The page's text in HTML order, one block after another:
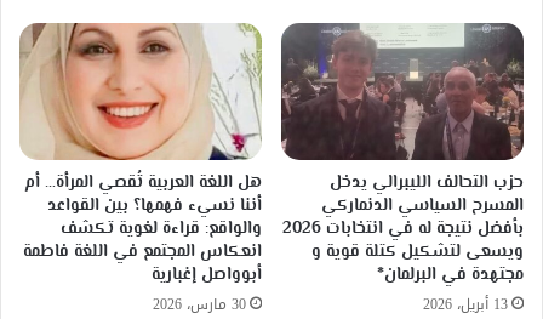
حزب التحالف الليبرالي يدخل
المسرح السياسي الدنماركي
بأفضل نتيجة له في انتخابات 2026
ويسعى لتشكيل كتلة قوية و
مجتهدة في البرلمان*
13 أبريل، 2026
هل اللغة العربية تُقصي المرأة… أم
أننا نسيء فهمها؟ بين القواعد
والواقع: قراءة لغوية تكشف
انعكاس المجتمع في اللغة فاطمة
أبوواصل إغبارية
30 مارس، 2026